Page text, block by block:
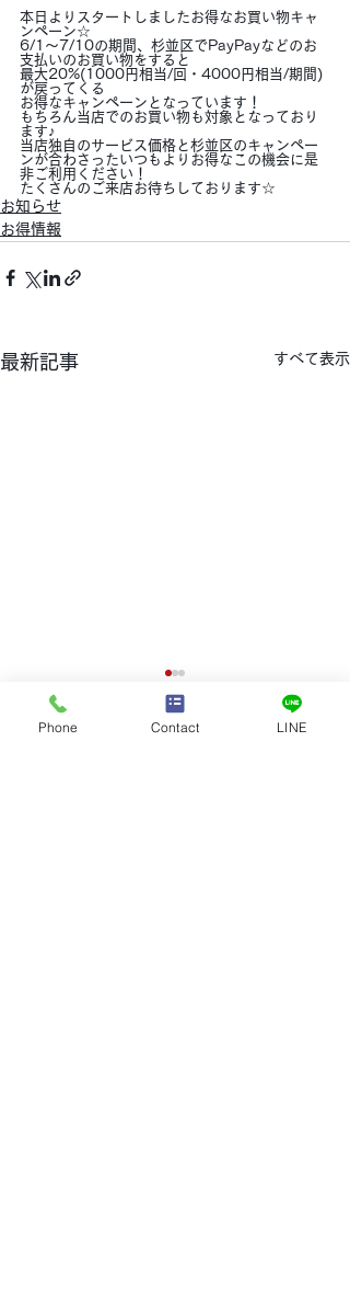
本日よりスタートしましたお得なお買い物キャ
ンペーン☆
6/1～7/10の期間、杉並区でPayPayなどのお
支払いのお買い物をすると
最大20%(1000円相当/回・4000円相当/期間)
が戻ってくる
お得なキャンペーンとなっています！
もちろん当店でのお買い物も対象となっており
ます♪
当店独自のサービス価格と杉並区のキャンペー
ンが合わさったいつもよりお得なこの機会に是
非ご利用ください！
たくさんのご来店お待ちしております☆
お知らせ
お得情報
最新記事 すべて表示
Phone Contact LINE